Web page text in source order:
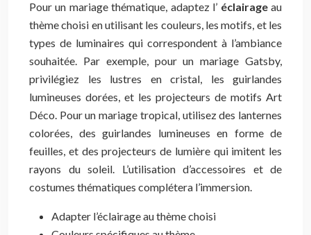
Pour un mariage thématique, adaptez l’ éclairageau
thème choisi en utilisant les couleurs, les motifs, et les
types de luminaires qui correspondent à l’ambiance
souhaitée. Par exemple, pour un mariage Gatsby,
privilégiez les lustres en cristal, les guirlandes
lumineuses dorées, et les projecteurs de motifs Art
Déco. Pour un mariage tropical, utilisez des lanternes
colorées, des guirlandes lumineuses en forme de
feuilles, et des projecteurs de lumière qui imitent les
rayons du soleil. L’utilisation d’accessoires et de
costumes thématiques complétera l’immersion.
Adapter l’éclairage au thème choisi